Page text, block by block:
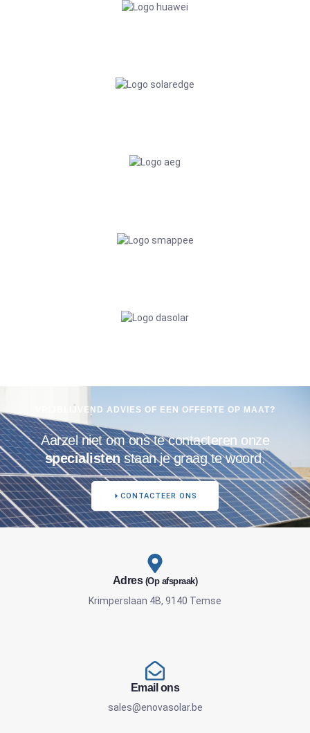
VRIJBLIJVEND ADVIES OF EEN OFFERTE OP MAAT?
Aarzel niet om ons te contacteren onze
specialistenstaan je graag te woord.
CONTACTEER ONS
Adres (Op afspraak)
Krimperslaan 4B, 9140 Temse
Email ons
sales@enovasolar.be